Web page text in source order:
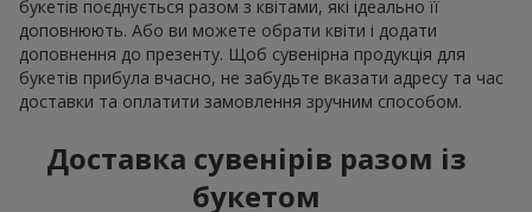
букетів поєднується разом з квітами, які ідеально її
доповнюють. Або ви можете обрати квіти і додати
доповнення до презенту. Щоб сувенірна продукція для
букетів прибула вчасно, не забудьте вказати адресу та час
доставки та оплатити замовлення зручним способом.
Доставка сувенірів разом із
букетом